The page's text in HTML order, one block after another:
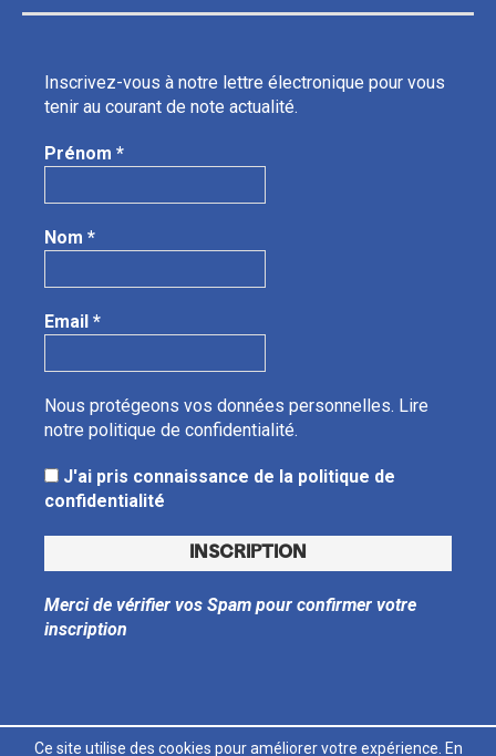
Inscrivez-vous à notre lettre électronique pour vous
tenir au courant de note actualité.
Prénom *
Nom *
Email *
Nous protégeons vos données personnelles. Lire
notre politique de confidentialité.
J'ai pris connaissance de la politique de
confidentialité
Merci de vérifier vos Spam pour confirmer votre
inscription
Ce site utilise des cookies pour améliorer votre expérience. En